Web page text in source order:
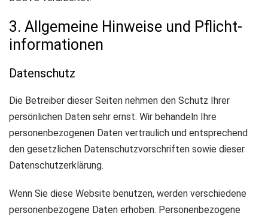
3. Allgemeine Hinweise und Pflicht­
informationen
Datenschutz
Die Betreiber dieser Seiten nehmen den Schutz Ihrer
persönlichen Daten sehr ernst. Wir behandeln Ihre
personenbezogenen Daten vertraulich und entsprechend
den gesetzlichen Datenschutzvorschriften sowie dieser
Datenschutzerklärung.
Wenn Sie diese Website benutzen, werden verschiedene
personenbezogene Daten erhoben. Personenbezogene